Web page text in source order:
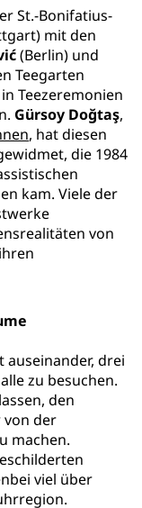
St.-Bonifatius-
mit den
(Berlin) und
Teegarten
Teezeremonien
Gürsoy Doğtaş,
, hat diesen
die 1984
kam. Viele der
von
auseinander, drei
zu besuchen.
den
von der
machen.
viel über